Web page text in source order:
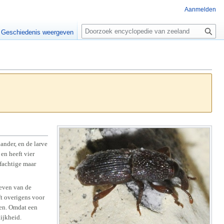
en de larve
heeft vier
maar
van de
overigens voor
Omdat een
Aanmelden
Geschiedenis weergeven
Z
e